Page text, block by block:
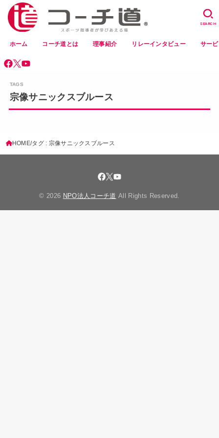
ホーム コーチ道とは 理事紹介 リレーインタビュー サー
SEARCH
宗像サニックスブルース
HOME タグ : 宗像サニックスブルース
© 2026 NPO法人コーチ道 All Rights Reserved.